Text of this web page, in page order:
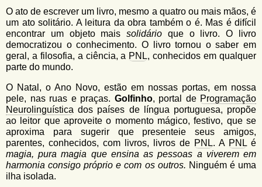
u
u
l
á
r
i
o
d
e
b
u
a
n
o
G
o
l
f
i
n
h
o
O ato de escrever um livro, mesmo a quatro ou mais mãos, é
um ato solitário. A leitura da obra também o é. Mas é difícil
encontrar um objeto maissolidário que o livro. O livro
democratizou o conhecimento. O livro tornou o saber em
geral, a filosofia, a ciência, a PNL, conhecidos em qualquer
parte do mundo.
O Natal, o Ano Novo, estão em nossas portas, em nossa
pele, nas ruas e praças. Golfinho, portal de Programação
Neurolinguística dos países de língua portuguesa, propõe
ao leitor que aproveite o momento mágico, festivo, que se
aproxima para sugerir que presenteie seus amigos,
parentes, conhecidos, com livros, livros de PNL. A PNL é
magia, pura magia que ensina as pessoas a viverem em
harmonia consigo próprio e com os outros. Ninguém é uma
ilha isolada.